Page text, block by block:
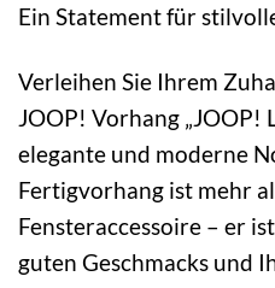
Ein Statement für
Verleihen Sie Ihrem
JOOP! Vorhang „JOOP!
elegante und moderne
Fertigvorhang ist mehr
Fensteraccessoire – er
guten Geschmacks und